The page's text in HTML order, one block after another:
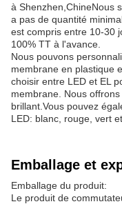
à Shenzhen,ChineNous
a pas de quantité
est compris entre 10-30
100% TT à l'avance.
Nous pouvons
membrane en plastique
choisir entre LED et EL
membrane. Nous
brillant.Vous pouvez
LED: blanc, rouge, vert
Emballage et
Emballage du produit:
Le produit de